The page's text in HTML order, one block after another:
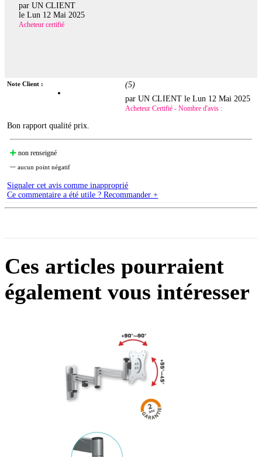
par UN CLIENT
le Lun 12 Mai 2025
Acheteur certifié
Note Client : (5)
par UN CLIENT leLun 12 Mai 2025
Acheteur Certifié - Nombre d'avis :
Bon rapport qualité prix.
non renseigné
aucun point négatif
Signaler cet avis comme inapproprié
Ce commentaire a été utile ? Recommander +
Ces articles pourraient
également vous intéresser